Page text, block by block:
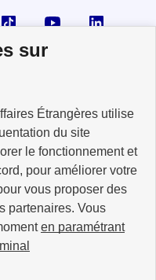
sur
Étrangères utilise
du site
le fonctionnement et
pour améliorer votre
vous proposer des
partenaires. Vous
en paramétrant
Threads
le compte Instagram
Visiter le compte TikTok
Visiter le